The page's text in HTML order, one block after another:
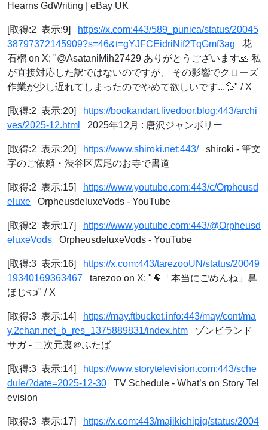
Hearns GdWriting | eBay UK
[取得:2 表示:9]
https://x.com:443/589_punica/status/20045
38797372145909?s=46&t=gYJFCEidriNif2TqGmf3ag 花
石榴 on X: "@AsataniMih27429 ありがとうございます🙏 私
が直接対応した訳ではないのですが、 その影響でクローズ
作業が少し遅れてしまったのでやめて欲しいです...💦" / X
[取得:2 表示:20]
https://bookandart.livedoor.blog:443/archi
ves/2025-12.html
2025年12月 : 唐沢ジャンボリー
[取得:2 表示:20] https://www.shiroki.net:443/shiroki - 筆文
字のご依頼・渋谷区広尾のお寺で書道
[取得:2 表示:15]
https://www.youtube.com:443/c/Orpheusd
eluxe OrpheusdeluxeVods - YouTube
[取得:2 表示:17]
https://www.youtube.com:443/@Orpheusd
eluxeVods OrpheusdeluxeVods - YouTube
[取得:3 表示:16]
https://x.com:443/tarezooUN/status/20049
19340169363467 tarezoo on X: "🐏「本当にごめんね」鼻
ほじ👈" / X
[取得:3 表示:14]
https://may.ftbucket.info:443/may/cont/ma
y.2chan.net_b_res_1375889831/index.htm ゾンビランド
サガ - 二次元裏＠ふたば
[取得:3 表示:14]
https://www.storytelevision.com:443/sche
dule/?date=2025-12-30 TV Schedule - What’s on Story Tel
evision
[取得:3 表示:17]
https://x.com:443/majikichipig/status/2004